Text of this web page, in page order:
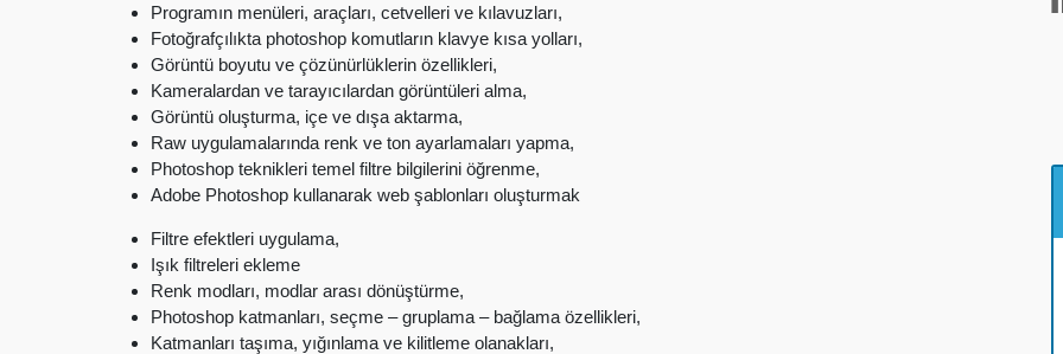
Programın menüleri, araçları, cetvelleri ve kılavuzları,
Fotoğrafçılıkta photoshop komutların klavye kısa yolları,
Görüntü boyutu ve çözünürlüklerin özellikleri,
Kameralardan ve tarayıcılardan görüntüleri alma,
Görüntü oluşturma, içe ve dışa aktarma,
Raw uygulamalarında renk ve ton ayarlamaları yapma,
Photoshop teknikleri temel filtre bilgilerini öğrenme,
Adobe Photoshop kullanarak web şablonları oluşturmak
Filtre efektleri uygulama,
Işık filtreleri ekleme
Renk modları, modlar arası dönüştürme,
Photoshop katmanları, seçme – gruplama – bağlama özellikleri,
Katmanları taşıma, yığınlama ve kilitleme olanakları,